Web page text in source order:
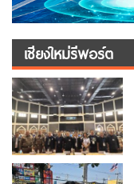
เชียงใหม่รีพอร์ต